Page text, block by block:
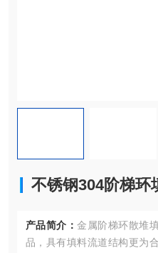
不锈钢304阶梯环
产品简介： 金属阶梯环散堆
品，具有填料流道结构更为